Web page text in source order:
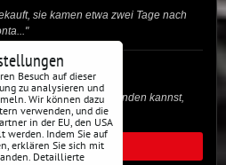
sie kamen etwa zwei Tage nach
für dein Drift-Auto verwenden kannst,
BEWERTUNGEN
Besuch auf dieser
zu analysieren und
Wir können dazu
verwenden, und die
in der EU, den USA
werden. Indem Sie auf
erklären Sie sich mit
Detaillierte